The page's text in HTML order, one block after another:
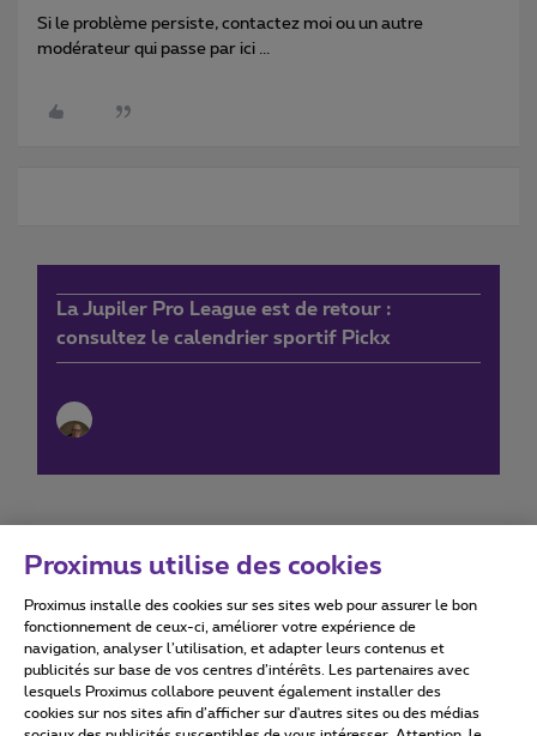
Si le problème persiste, contactez moi ou un autre
modérateur qui passe par ici ...
La Jupiler Pro League est de retour :
consultez le calendrier sportif Pickx
Conditions d'utilisation Accessibility statement
Proximus utilise des cookies
Proximus installe des cookies sur ses sites web pour assurer le bon
fonctionnement de ceux-ci, améliorer votre expérience de
navigation, analyser l’utilisation, et adapter leurs contenus et
publicités sur base de vos centres d’intérêts. Les partenaires avec
lesquels Proximus collabore peuvent également installer des
cookies sur nos sites afin d’afficher sur d'autres sites ou des médias